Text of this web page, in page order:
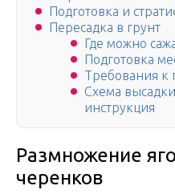
Подготовка и
Пересадка в грунт
Где можно
Подготовка
Требования к
Схема
инструкция
Размножение
черенков